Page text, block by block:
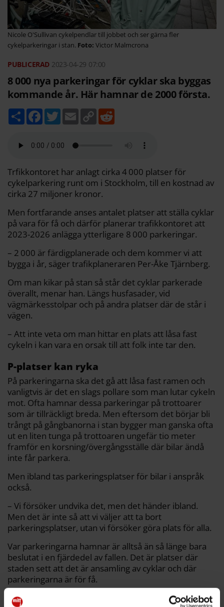
Nicole O'Sullivan cykelpendlar till jobbet och ser gärna fler
cykelparkeringar i stan.
Victor Malmcrona
2023-04-29 07:00
8 000 nya parkeringar för cyklar ska byggas
kommande år. Här hamnar de 2000 första.
D
e
F
b
k
T
w
t
E
m
C
o
k
Trfikkontoret har anlagt cirka 4 000 platser för
cykelparkering runt om i Stockholm, till en kostnad av
cirka 27 miljoner kronor.
Men fortfarande anses antalet platser att ställa cyklar
på vara för få och därför planerar trafikkontoret att
2023-2026 anlägga ytterligare 8 000 parkeringar.
– 2 000 är färdigplanerade och dem kommer vi att
bygga i år, säger trafikplaneraren Per-Åke Tjärnberg.
Om man kikar på stan så står det cyklar parkerade
överallt, menar han. Längs husfasader, vid
vägmärkesstolpar och på andra platser där de står i
vägen.
– Att inte veta om man hittar en plats att låsa fast
cykeln i kan vara en orsak till att folk inte tar den.
P-platser kan ryka
På parkeringarna ska det gå att låsa fast ramen och
vanligtvis är det en slags pollare som man lutar cykeln
mot. Ofta hamnar dessa parkeringar på trottoarer
som är tillräckligt breda. Men eftersom det börjar bli
trångt på gångbanorna i stan bygger man ganska ofta
ut en liten tunga på trottoaren ungefär tio meter
framför en korsning/övergångsställe där bilar ändå
inte får parkera.
Men ibland tas parkeringsplatser för bilar i anspråk
också.
– Vi försöker undvika det, men det händer ibland.
Men det är inte så att vi väljer att ta bort
parkeringsplatser, utan vi försöker göra plats för alla.
Var parkeringarna hamnar är alltså än så länge bara
beslutat i en fjärdedel av fallen. Det är platser där
staden sett att det är ansamling av cyklar och där
parkeringarna är för få.
– Den stora delen är från medborgarförslag och